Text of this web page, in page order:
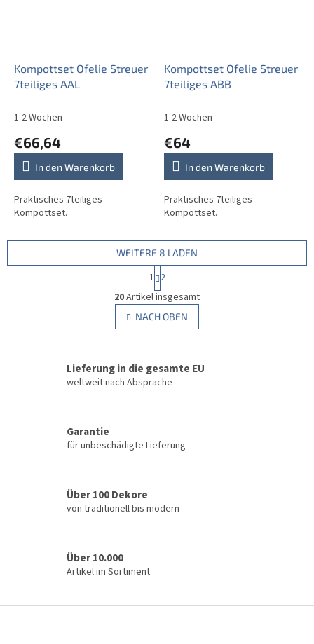
Kompottset Ofelie Streuer
7teiliges AAL
1-2 Wochen
€66,64
In den Warenkorb
Praktisches 7teiliges
Kompottset.
Kompottset Ofelie Streuer
7teiliges ABB
1-2 Wochen
€64
In den Warenkorb
Praktisches 7teiliges
Kompottset.
S
t
e
u
e
l
t
r
L
WEITERE 8 LADEN
P
a
g
i
n
i
u
n
g
1 2
20Artikel insgesamt
NACH OBEN
Lieferung in die gesamte EU
weltweit nach Absprache
Garantie
für unbeschädigte Lieferung
Über 100 Dekore
von traditionell bis modern
Über 10.000
Artikel im Sortiment